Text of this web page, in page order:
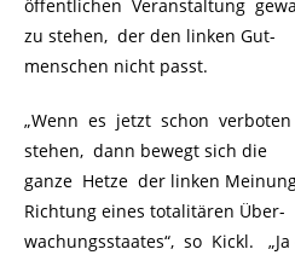
öffentlichen Veranstaltung
zu stehen, der den linken Gut-
menschen nicht passt.
„Wenn es jetzt schon verboten
stehen, dann bewegt sich die
ganze Hetze der linken
Richtung eines totalitären Über-
wachungsstaates“, so Kickl.